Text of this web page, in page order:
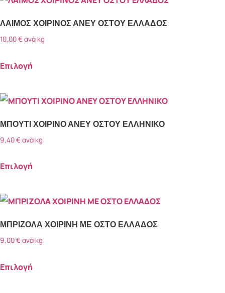
Ψήσιμο στη σχάρα (6)
Ψήσιμο στο φούρνο(7)
ΛΑΙΜΟΣ ΧΟΙΡΙΝΟΣ ΑΝΕΥ ΟΣΤΟΥ ΕΛΛΑΔΟΣ
10,00€ ανά kg
Επιλογή
ΜΠΟΥΤΙ ΧΟΙΡΙΝΟ ΑΝΕΥ ΟΣΤΟΥ ΕΛΛΗΝΙΚΟ
9,40€ ανά kg
Επιλογή
ΜΠΡΙΖΟΛΑ ΧΟΙΡΙΝΗ ΜΕ ΟΣΤΟ ΕΛΛΑΔΟΣ
9,00€ανά kg
Επιλογή